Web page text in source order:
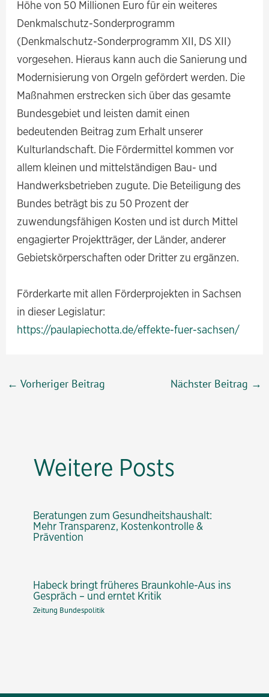
Höhe von 50 Millionen Euro für ein weiteres
Denkmalschutz-Sonderprogramm
(Denkmalschutz-Sonderprogramm XII, DS XII)
vorgesehen. Hieraus kann auch die Sanierung und
Modernisierung von Orgeln gefördert werden. Die
Maßnahmen erstrecken sich über das gesamte
Bundesgebiet und leisten damit einen
bedeutenden Beitrag zum Erhalt unserer
Kulturlandschaft. Die Fördermittel kommen vor
allem kleinen und mittelständigen Bau- und
Handwerksbetrieben zugute. Die Beteiligung des
Bundes beträgt bis zu 50 Prozent der
zuwendungsfähigen Kosten und ist durch Mittel
engagierter Projektträger, der Länder, anderer
Gebietskörperschaften oder Dritter zu ergänzen.
Förderkarte mit allen Förderprojekten in Sachsen
in dieser Legislatur:
https://paulapiechotta.de/effekte-fuer-sachsen/
Beitragsnavigation
← Vorheriger Beitrag Nächster Beitrag →
Weitere Posts
Beratungen zum Gesundheitshaushalt:
Mehr Transparenz, Kostenkontrolle &
Prävention
Habeck bringt früheres Braunkohle-Aus ins
Gespräch – und erntet Kritik
Zeitung Bundespolitik